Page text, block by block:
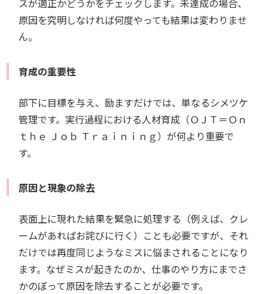
スが適正かどうかをチェックします。未達成の場合、
原因を究明しなければ何度やっても結果は変わりませ
ん。
育成の重要性
部下に目標を与え、励ますだけでは、単なるシメツケ
管理です。実行過程における人材育成（ＯＪＴ＝Ｏｎ
ｔｈｅ Ｊｏｂ Ｔｒａｉｎｉｎｇ）が何より重要で
す。
原因と現象の除去
表面上に現れた結果を緊急に処理する（例えば、クレ
ームがあればお詫びに行く）ことも必要ですが、それ
だけでは再度同じようなミスに悩まされることになり
ます。なぜミスが起きたのか、仕事のやり方にまでさ
かのぼって原因を除去することが必要です。